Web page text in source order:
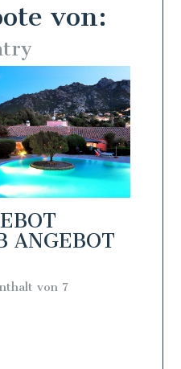
von:
ANGEBOT
von 7